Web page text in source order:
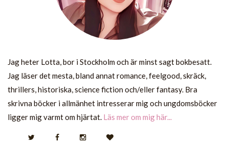
Jag heter Lotta, bor i Stockholm och är minst sagt bokbesatt.
Jag läser det mesta, bland annat romance, feelgood, skräck,
thrillers, historiska, science fiction och/eller fantasy. Bra
skrivna böcker i allmänhet intresserar mig och ungdomsböcker
ligger mig varmt om hjärtat. Läs mer om mig här...